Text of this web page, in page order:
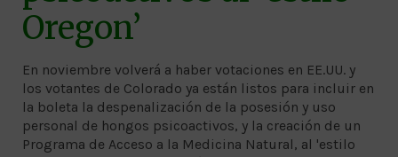
Oregon’
En noviembre volverá a haber votaciones en EE.UU. y
los votantes de Colorado ya están listos para incluir en
la boleta la despenalización de la posesión y uso
personal de hongos psicoactivos, y la creación de un
Programa de Acceso a la Medicina Natural, al 'estilo